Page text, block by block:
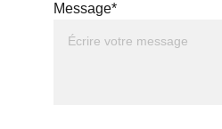
Message*